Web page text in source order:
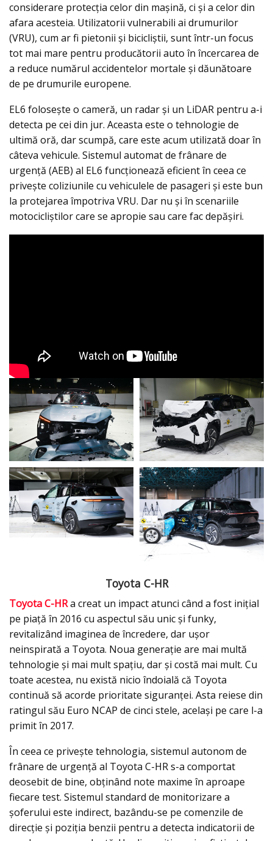
considerare protecția celor din mașină, ci și a celor din
afara acesteia. Utilizatorii vulnerabili ai drumurilor
(VRU), cum ar fi pietonii și bicicliștii, sunt într-un focus
tot mai mare pentru producătorii auto în încercarea de
a reduce numărul accidentelor mortale și dăunătoare
de pe drumurile europene.
EL6 folosește o cameră, un radar și un LiDAR pentru a-i
detecta pe cei din jur. Aceasta este o tehnologie de
ultimă oră, dar scumpă, care este acum utilizată doar în
câteva vehicule. Sistemul automat de frânare de
urgență (AEB) al EL6 funcționează eficient în ceea ce
privește coliziunile cu vehiculele de pasageri și este bun
la protejarea împotriva VRU. Dar nu și în scenariile
motocicliștilor care se apropie sau care fac depășiri.
Toyota C-HR
Toyota C-HRa creat un impact atunci când a fost inițial
pe piață în 2016 cu aspectul său unic și funky,
revitalizând imaginea de încredere, dar ușor
neinspirată a Toyota. Noua generație are mai multă
tehnologie și mai mult spațiu, dar și costă mai mult. Cu
toate acestea, nu există nicio îndoială că Toyota
continuă să acorde prioritate siguranței. Asta reiese din
ratingul său Euro NCAP de cinci stele, același pe care l-a
primit în 2017.
În ceea ce privește tehnologia, sistemul autonom de
frânare de urgență al Toyota C-HR s-a comportat
deosebit de bine, obținând note maxime în aproape
fiecare test. Sistemul standard de monitorizare a
șoferului este indirect, bazându-se pe comenzile de
direcție și poziția benzii pentru a detecta indicatorii de